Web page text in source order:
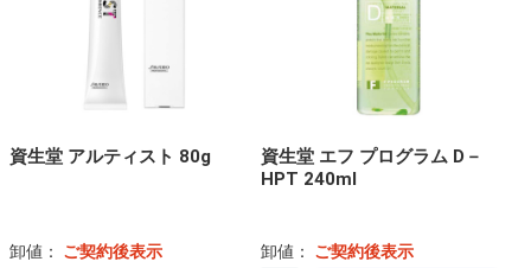
資生堂 アルティスト 80g
卸値： ご契約後表示
資生堂 エフ プログラム D－
HPT 240ml
卸値： ご契約後表示